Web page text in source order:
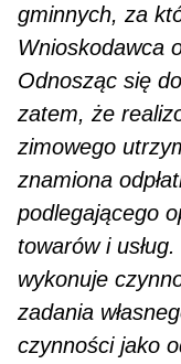
gminnych, za
Wnioskodawca
Odnosząc się
zatem, że
zimowego
znamiona
podlegającego
towarów i
wykonuje
zadania
czyn­ności jako